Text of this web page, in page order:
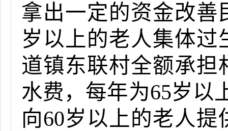
拿出一定的资金改善
岁以上的老人集体
道镇东联村全额承担
水费，每年为65岁以
向60岁以上的老人